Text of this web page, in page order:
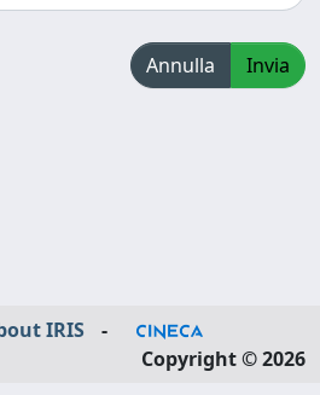
Annulla Invia
IRIS
-
Copyright © 2026